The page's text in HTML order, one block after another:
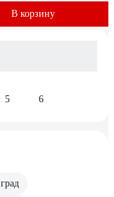
В корзину
5 6